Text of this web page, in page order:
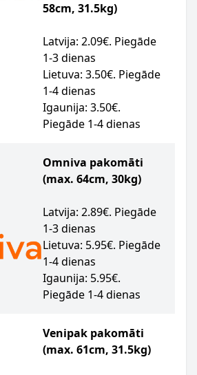
58cm, 31.5kg)
Latvija: 2.09€. Piegāde
1-3 dienas
Lietuva: 3.50€. Piegāde
1-4 dienas
Igaunija: 3.50€.
Piegāde 1-4 dienas
Omniva pakomāti
(max. 64cm, 30kg)
Latvija: 2.89€. Piegāde
1-3 dienas
Lietuva: 5.95€. Piegāde
1-4 dienas
Igaunija: 5.95€.
Piegāde 1-4 dienas
Venipak pakomāti
(max. 61cm, 31.5kg)